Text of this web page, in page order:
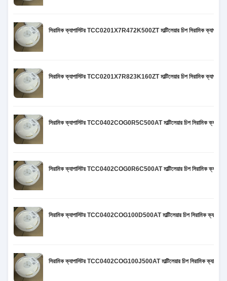
সিরামিক ক্যাপাসিটর TCC0201X7R472K500ZT মাল্টিলেয়ার চিপ সিরামিক
সিরামিক ক্যাপাসিটর TCC0201X7R823K160ZT মাল্টিলেয়ার চিপ সিরামিক
সিরামিক ক্যাপাসিটর TCC0402COG0R5C500AT মাল্টিলেয়ার চিপ সিরামিক
সিরামিক ক্যাপাসিটর TCC0402COG0R6C500AT মাল্টিলেয়ার চিপ সিরামিক
সিরামিক ক্যাপাসিটর TCC0402COG100D500AT মাল্টিলেয়ার চিপ সিরামিক
সিরামিক ক্যাপাসিটর TCC0402COG100J500AT মাল্টিলেয়ার চিপ সিরামিক